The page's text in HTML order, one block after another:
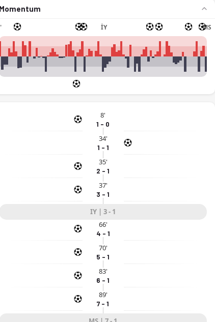
Momentum
İY MS
8'
1 - 0
34'
1 - 1
35'
2 - 1
37'
3 - 1
IY | 3 - 1
66'
4 - 1
70'
5 - 1
83'
6 - 1
89'
7 - 1